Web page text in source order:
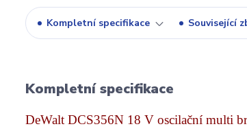
Kompletní specifikace Související
Kompletní specifikace
DeWalt DCS356N 18 V oscilační multi